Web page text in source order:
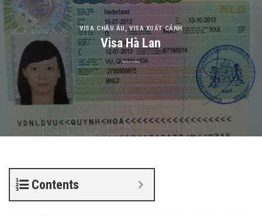
VISA CHÂU ÂU ,VISA XUẤT CẢNH
Visa Hà Lan
Contents